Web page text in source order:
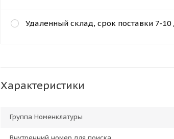
Удаленный склад, срок поставки 7-10
Характеристики
Группа Номенклатуры